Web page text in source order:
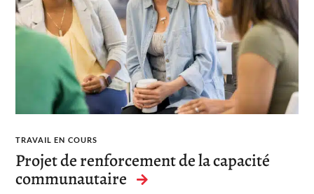
TRAVAIL EN COURS
Projet de renforcement de la capacité
communautaire